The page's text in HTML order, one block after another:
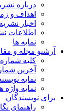
درباره نشریه
اهداف و
اخبار نشریه
اطلاعات
نمایه ها
آرشیو مجله و
کلیه
آخرین شماره
نمایه
نمایه واژه
برای نویسندگان
راهنمای